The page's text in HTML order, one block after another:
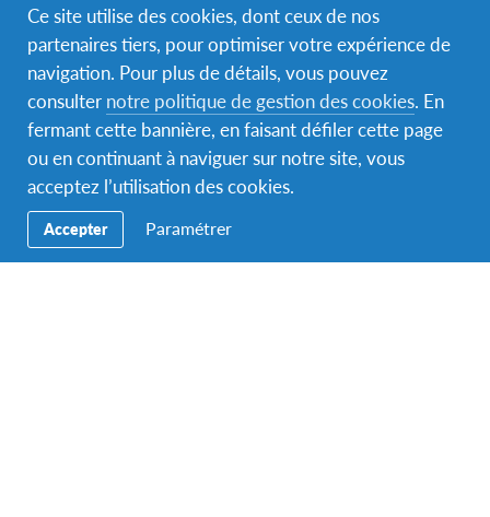
FacebookInstagramYouTube
Secondary
Navigation
Partir
Accueillir
Éducation
Nous contacter
Ce site utilise des cookies, dont ceux de nos
partenaires tiers, pour optimiser votre expérience de
navigation. Pour plus de détails, vous pouvez
consulter notre politique de gestion des cookies. En
fermant cette bannière, en faisant défiler cette page
ou en continuant à naviguer sur notre site, vous
acceptez l’utilisation des cookies.
Accepter Paramétrer